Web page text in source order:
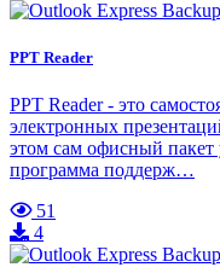
PPT Reader
PPT Reader - это
электронных
этом сам офисный пакет
программа поддерж…
51
4